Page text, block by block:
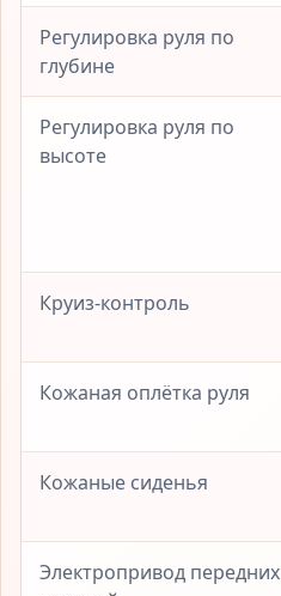
Регулировка руля по
глубине
Регулировка руля по
высоте
Круиз-контроль
Кожаная оплётка руля
Кожаные сиденья
Электропривод передних